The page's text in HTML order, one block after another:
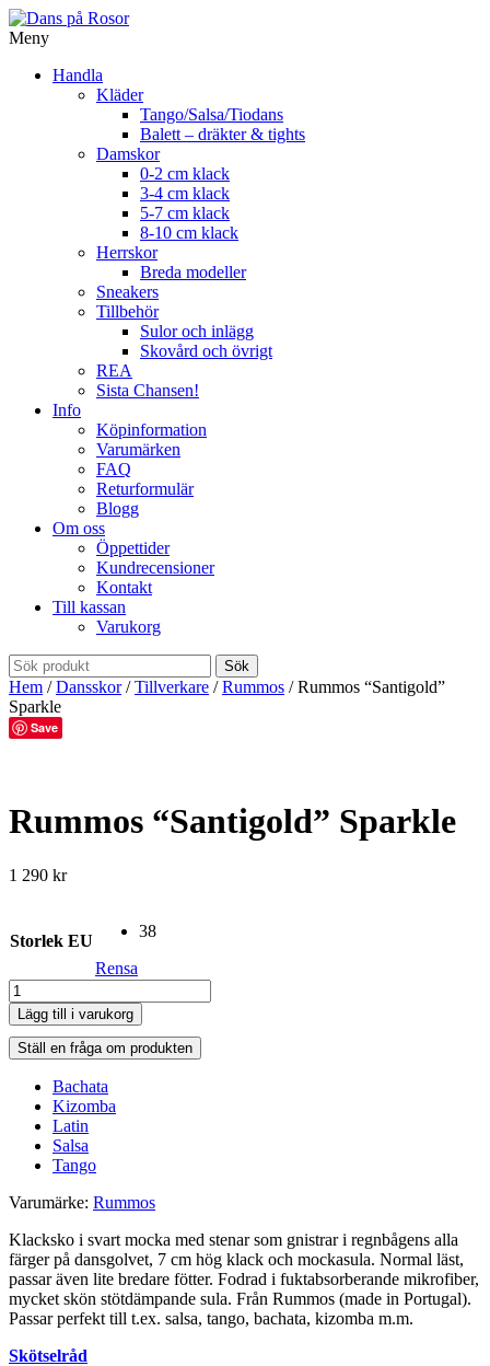
Skip
to
Meny
Handla
Kläder
Tango/Salsa/Tiodans
Balett – dräkter & tights
Damskor
0-2 cm klack
3-4 cm klack
5-7 cm klack
8-10 cm klack
Herrskor
Breda modeller
Sneakers
Tillbehör
Sulor och inlägg
Skovård och övrigt
REA
Sista Chansen!
Info
Köpinformation
Varumärken
FAQ
Returformulär
Blogg
Om oss
Öppettider
Kundrecensioner
Kontakt
Till kassan
Varukorg
Hem /Dansskor/Tillverkare /Rummos / Rummos “Santigold”
Sparkle
Save
Rummos “Santigold” Sparkle
1 290 kr
Storlek EU
38
Rensa
Rummos
"Santigold"
Sparkle
mängd
Lägg till i varukorg
Ställ en fråga om produkten
Bachata
Kizomba
Latin
Salsa
Tango
Varumärke: Rummos
Klacksko i svart mocka med stenar som gnistrar i regnbågens alla
färger på dansgolvet, 7 cm hög klack och mockasula. Normal läst,
passar även lite bredare fötter. Fodrad i fuktabsorberande mikrofiber,
mycket skön stötdämpande sula. Från Rummos (made in Portugal).
Passar perfekt till t.ex. salsa, tango, bachata, kizomba m.m.
Skötselråd